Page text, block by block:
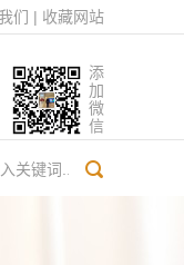
们 | 收藏网站
添
加
微
信